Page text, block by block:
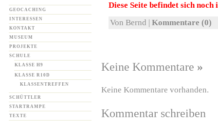
GEOCACHING
INTERESSEN
KONTAKT
MUSEUM
PROJEKTE
SCHULE
KLASSE H9
KLASSE R10D
KLASSENTREFFEN
SCHÜTTLER
STARTRAMPE
TEXTE
Diese Seite befindet sich noch
Von Bernd | Kommentare (0)
Keine Kommentare »
Keine Kommentare vorhanden.
Kommentar schreiben